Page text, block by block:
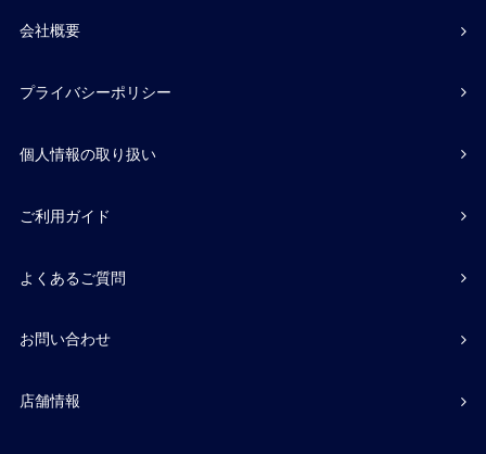
会社概要
プライバシーポリシー
個人情報の取り扱い
ご利用ガイド
よくあるご質問
お問い合わせ
店舗情報